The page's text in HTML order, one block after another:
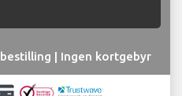
| Ingen kortgebyr